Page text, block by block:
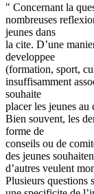
" Concernant la
nombreuses
jeunes dans
la cite. D’une
developpee
(formation, sport,
insuffisamment
souhaite
placer les jeunes au
Bien souvent, les
forme de
conseils ou de
des jeunes
d’autres veulent
Plusieurs questions